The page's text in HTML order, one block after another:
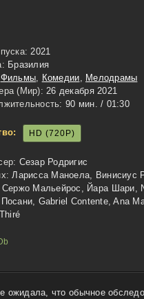
2021
Бразилия
Фильмы, Комедии, Мелодрамы
(Мир): 26 декабря 2021
90 мин. / 01:30
HD (720P)
Сезар Родригис
Ларисса Маноела, Винисиус
Сержо Мальейрос, Йара Шари,
Gabriel Contente, Ana
ожидала, что обычное